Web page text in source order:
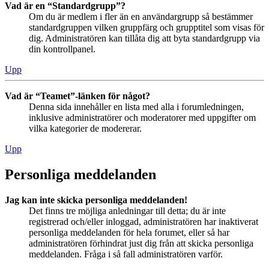
Vad är en “Standardgrupp”?
Om du är medlem i fler än en användargrupp så bestämmer
standardgruppen vilken gruppfärg och grupptitel som visas för
dig. Administratören kan tillåta dig att byta standardgrupp via
din kontrollpanel.
Upp
Vad är “Teamet”-länken för något?
Denna sida innehåller en lista med alla i forumledningen,
inklusive administratörer och moderatorer med uppgifter om
vilka kategorier de modererar.
Upp
Personliga meddelanden
Jag kan inte skicka personliga meddelanden!
Det finns tre möjliga anledningar till detta; du är inte
registrerad och/eller inloggad, administratören har inaktiverat
personliga meddelanden för hela forumet, eller så har
administratören förhindrat just dig från att skicka personliga
meddelanden. Fråga i så fall administratören varför.